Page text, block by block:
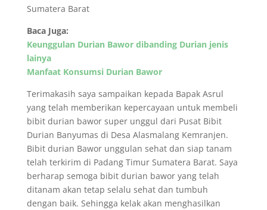
Baca Juga:
Keunggulan Durian Bawor dibanding Durian jenis
lainya
Manfaat Konsumsi Durian Bawor
Terimakasih saya sampaikan kepada Bapak Asrul
yang telah memberikan kepercayaan untuk membeli
bibit durian bawor super unggul dari Pusat Bibit
Durian Banyumas di Desa Alasmalang Kemranjen.
Bibit durian Bawor unggulan sehat dan siap tanam
telah terkirim di Padang Timur Sumatera Barat. Saya
berharap semoga bibit durian bawor yang telah
ditanam akan tetap selalu sehat dan tumbuh
dengan baik. Sehingga kelak akan menghasilkan